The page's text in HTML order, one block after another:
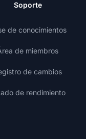
Soporte
de conocimientos
de miembros
de cambios
de rendimiento